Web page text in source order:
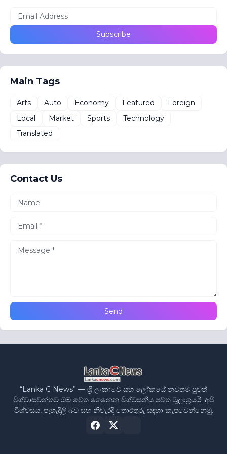
Main Tags
Arts Auto Economy Featured
Foreign
Local
Market Sports
Technology
Translated
Contact Us
“Lanka C News” — ශ්‍රී ලංකාවේ සහ ලෝකයේ නවතම පුවත්
විශ්වාසවන්තව ඔබ වෙත ගෙනෙන විශ්වසනීය පුවත් මූලාශ්‍රයයි. අපි
විශ්වසය, පැහැදිලි බව සහ නිවැරදි තොරතුරු සඳහා කැපවෙන්නෙමු.